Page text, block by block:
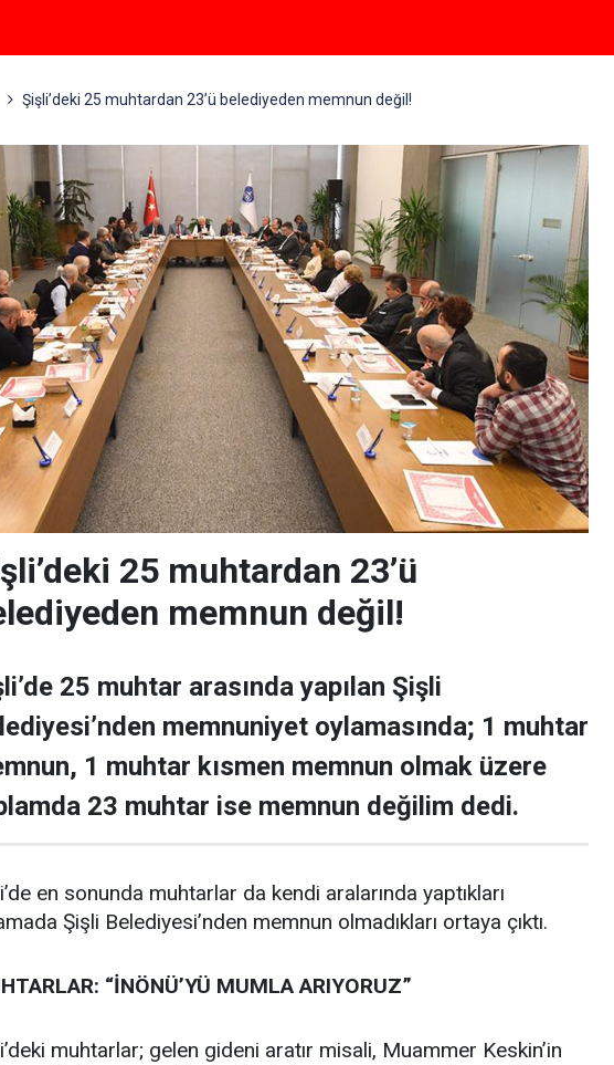
Şişli’deki 25 muhtardan 23’ü belediyeden memnun değil!
25 muhtardan 23’ü
memnun değil!
25 muhtar arasında yapılan Şişli
memnuniyet oylamasında; 1 muhtar
1 muhtar kısmen memnun olmak üzere
23 muhtar ise memnun değilim dedi.
en sonunda muhtarlar da kendi aralarında yaptıkları
Şişli Belediyesi’nden memnun olmadıkları ortaya çıktı.
“İNÖNÜ’YÜ MUMLA ARIYORUZ”
muhtarlar; gelen gideni aratır misali, Muammer Keskin’in